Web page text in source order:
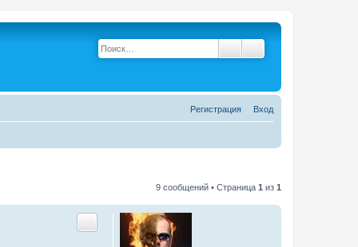
ПоискРасширенный
Вход
Регистрация
9 сообщений • Страница 1 из 1
Цитата